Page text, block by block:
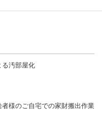
汚部屋化
様のご自宅での家財搬出作業